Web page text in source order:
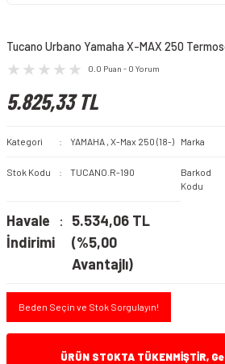
Tucano Urbano Yamaha X-MAX 250
0.0 Puan - 0 Yorum
5.825,33 TL
Kategori YAMAHA , X-Max 250 (18-) Marka
Stok Kodu TUCANO.R-190
Barkod
Kodu
Havale
İndirimi
5.534,06 TL
(%5,00
Avantajlı)
Beden Seçin ve Stok Sorgulayın!
ÜRÜN STOKTA TÜKENMİŞTİR,